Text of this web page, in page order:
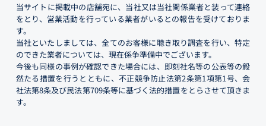
当サイトに掲載中の店舗宛に、当社又は当社関係業者と装って連絡
をとり、営業活動を行っている業者がいるとの報告を受けておりま
す。
当社といたしましては、全てのお客様に聴き取り調査を行い、特定
のできた業者については、現在係争準備中でございます。
今後も同様の事例が確認できた場合には、即刻社名等の公表等の毅
然たる措置を行うとともに、不正競争防止法第2条第1項第1号、会
社法第8条及び民法第709条等に基づく法的措置をとらさせて頂きま
す。